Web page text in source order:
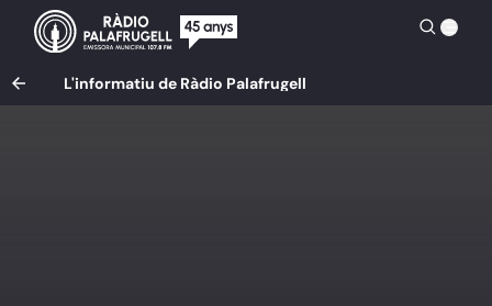
L'informatiu de Ràdio Palafrugell